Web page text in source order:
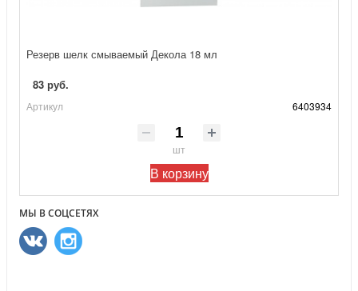
Резерв шелк смываемый Декола 18 мл
83 руб.
Артикул 6403934
шт
В корзину
МЫ В СОЦСЕТЯХ